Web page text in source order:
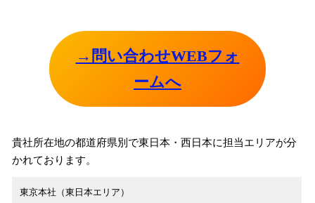
→問い合わせWEBフォ
ームへ
貴社所在地の都道府県別で東日本・西日本に担当エリアが分
かれております。
東京本社（東日本エリア）